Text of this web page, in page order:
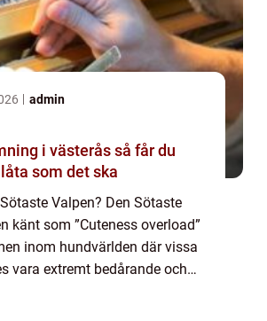
admin
i västerås så får du
som det ska
Valpen? Den Sötaste
känt som ”Cuteness overload”
inom hundvärlden där vissa
vara extremt bedårande och